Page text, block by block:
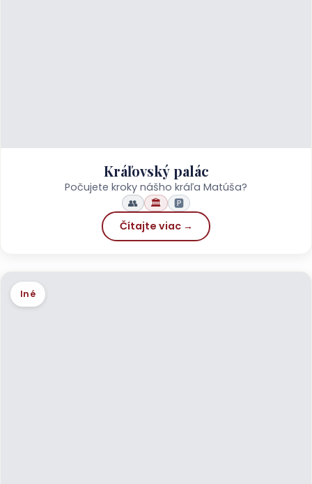
Kráľovský palác
Počujete kroky nášho kráľa Matúša?
👥
🏛️
🅿️
Čítajte viac →
Iné